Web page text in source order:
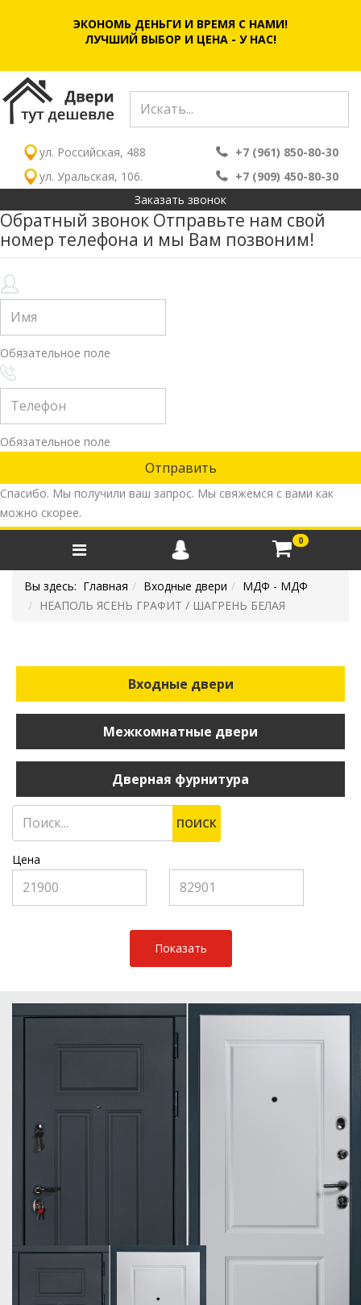
ЭКОНОМЬ ДЕНЬГИ И ВРЕМЯ С НАМИ!
ЛУЧШИЙ ВЫБОР И ЦЕНА - У НАС!
ул. Российская, 488
+7 (961) 850-80-30
ул. Уральская, 106.
+7 (909) 450-80-30
Заказать звонок
Обратный звонок Отправьте нам свой
номер телефона и мы Вам позвоним!
Обязательное поле
Обязательное поле
Спасибо. Мы получили ваш запрос. Мы свяжемся с вами как
можно скорее.
0
Вы здесь: Главная Входные двери
МДФ - МДФ
НЕАПОЛЬ ЯСЕНЬ ГРАФИТ / ШАГРЕНЬ БЕЛАЯ
Входные двери
Межкомнатные двери
Дверная фурнитура
ПОИСК
Цена